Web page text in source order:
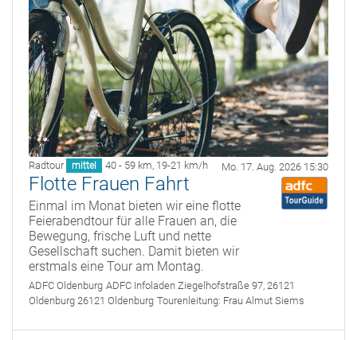
Radtour mittel 40 - 59 km, 19-21 km/h Mo. 17. Aug. 2026 15:30
Flotte Frauen Fahrt
Einmal im Monat bieten wir eine flotte
Feierabendtour für alle Frauen an, die
Bewegung, frische Luft und nette
Gesellschaft suchen. Damit bieten wir
erstmals eine Tour am Montag.
ADFC Oldenburg ADFC Infoladen Ziegelhofstraße 97, 26121
Oldenburg 26121 Oldenburg Tourenleitung: Frau Almut Siems